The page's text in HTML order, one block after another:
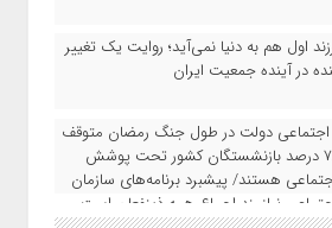
اول هم به دنیا نمی‌آید؛ روایت یک تغییر
در آینده جمعیت ایران
دولت در طول جنگ رمضان متوقف
نشد/ ۷۸ درصد بازنشستگان کشور تحت پوشش
هستند/ پیشبرد برنامه‌های سازمان
نیازمند اجماع همه ذینفعان است